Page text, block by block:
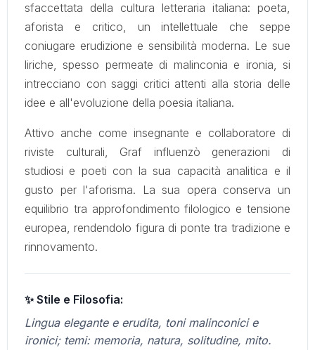
sfaccettata della cultura letteraria italiana: poeta,
aforista e critico, un intellettuale che seppe
coniugare erudizione e sensibilità moderna. Le sue
liriche, spesso permeate di malinconia e ironia, si
intrecciano con saggi critici attenti alla storia delle
idee e all'evoluzione della poesia italiana.
Attivo anche come insegnante e collaboratore di
riviste culturali, Graf influenzò generazioni di
studiosi e poeti con la sua capacità analitica e il
gusto per l'aforisma. La sua opera conserva un
equilibrio tra approfondimento filologico e tensione
europea, rendendolo figura di ponte tra tradizione e
rinnovamento.
✨ Stile e Filosofia:
Lingua elegante e erudita, toni malinconici e
ironici; temi: memoria, natura, solitudine, mito.